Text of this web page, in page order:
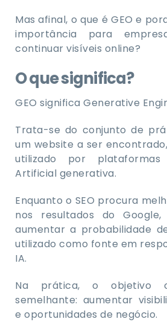
Mas afinal, o que é GEO e
importância para
continuar visíveis online?
O que significa?
GEO significa Generative
Trata-se do conjunto de
um website a ser
utilizado por
Artificial generativa.
Enquanto o SEO procura
nos resultados do
aumentar a probabilidade
utilizado como fonte em
IA.
Na prática, o objetivo
semelhante: aumentar
e oportunidades de negócio.